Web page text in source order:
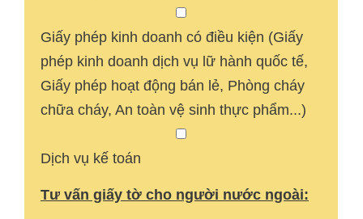
Giấy phép kinh doanh có điều kiện (Giấy
phép kinh doanh dịch vụ lữ hành quốc tế,
Giấy phép hoạt động bán lẻ, Phòng cháy
chữa cháy, An toàn vệ sinh thực phẩm...)
Dịch vụ kế toán
Tư vấn giấy tờ cho người nước ngoài: